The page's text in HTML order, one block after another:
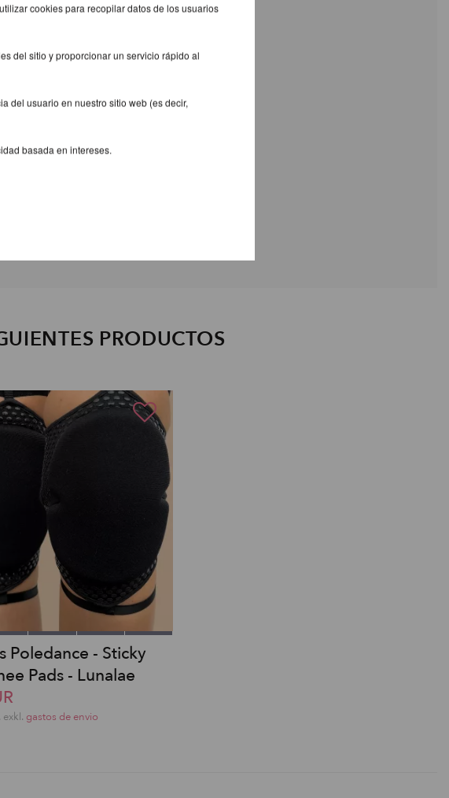
PRODUCTOS
Poledance - Sticky
Pads - Lunalae
exkl. gastos de envio
cookies para recopilar datos de los usuarios
del sitio y proporcionar un servicio rápido al
del usuario en nuestro sitio web (es decir,
basada en intereses.